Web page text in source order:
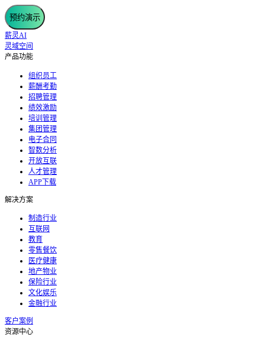
预约演示
薪灵AI
灵域空间
产品功能
组织员工
薪酬考勤
招聘管理
绩效激励
培训管理
集团管理
电子合同
智数分析
开放互联
人才管理
APP下载
解决方案
制造行业
互联网
教育
零售餐饮
医疗健康
地产物业
保险行业
文化娱乐
金融行业
客户案例
资源中心